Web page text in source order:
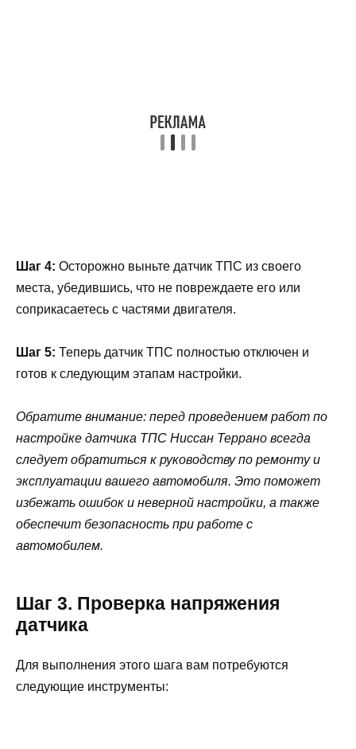
Шаг 4: Осторожно выньте датчик ТПС из своего
места, убедившись, что не повреждаете его или
соприкасаетесь с частями двигателя.
Шаг 5: Теперь датчик ТПС полностью отключен и
готов к следующим этапам настройки.
Обратите внимание: перед проведением работ по
настройке датчика ТПС Ниссан Террано всегда
следует обратиться к руководству по ремонту и
эксплуатации вашего автомобиля. Это поможет
избежать ошибок и неверной настройки, а также
обеспечит безопасность при работе с
автомобилем.
Шаг 3. Проверка напряжения
датчика
Для выполнения этого шага вам потребуются
следующие инструменты: